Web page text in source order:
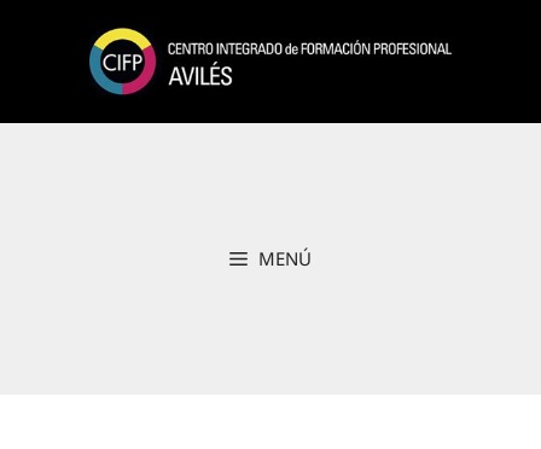
contenido
MENÚ